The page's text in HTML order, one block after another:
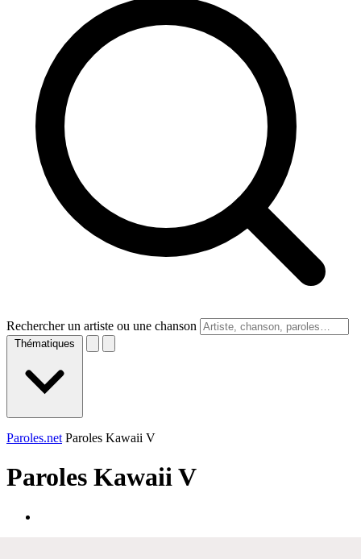
Rechercher un artiste ou une chanson
Thématiques
Paroles.net Paroles Kawaii V
Paroles Kawaii V